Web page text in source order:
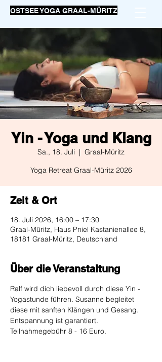
OSTSEE YOGA GRAAL-MÜRITZ
Yin - Yoga und Klang
Sa., 18. Juli
  |
Graal-Müritz
Yoga Retreat Graal-Müritz 2026
Zeit & Ort
18. Juli 2026, 16:00 – 17:30
Graal-Müritz, Haus Pniel Kastanienallee 8,
18181 Graal-Müritz, Deutschland
Über die Veranstaltung
Ralf wird dich liebevoll durch diese Yin -
Yogastunde führen. Susanne begleitet
diese mit sanften Klängen und Gesang.
Entspannung ist garantiert.
Teilnahmegebühr 8 - 16 Euro.